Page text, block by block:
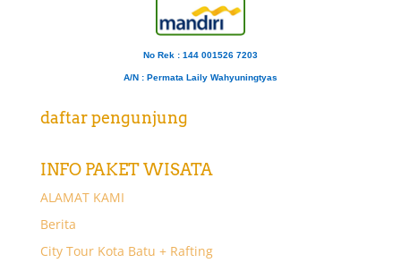
No Rek : 144 001526 7203
A/N : Permata Laily Wahyuningtyas
daftar pengunjung
INFO PAKET WISATA
ALAMAT KAMI
Berita
City Tour Kota Batu + Rafting